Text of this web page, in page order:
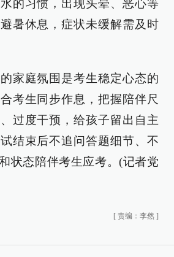
的习惯，出现头晕、恶心等
暑休息，症状未缓解需及时
家庭氛围是考生稳定心态的
考生同步作息，把握陪伴尺
过度干预，给孩子留出自主
结束后不追问答题细节、不
状态陪伴考生应考。(记者党
[ 责编：李然 ]